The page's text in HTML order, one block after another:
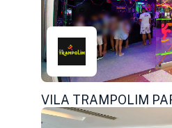
VILA TRAMPOLIM